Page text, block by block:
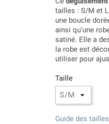
tailles : S/M et
une boucle
ainsi qu'une
satiné. Elle a
la robe est
utiliser pour
Taille
Guide des tailles